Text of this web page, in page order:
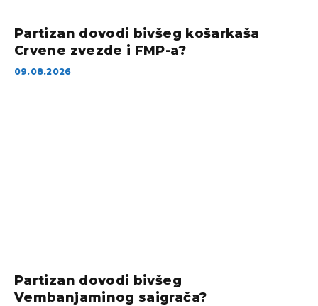
Partizan dovodi bivšeg košarkaša
Crvene zvezde i FMP-a?
09.08.2026
Partizan dovodi bivšeg
Vembanjaminog saigrača?